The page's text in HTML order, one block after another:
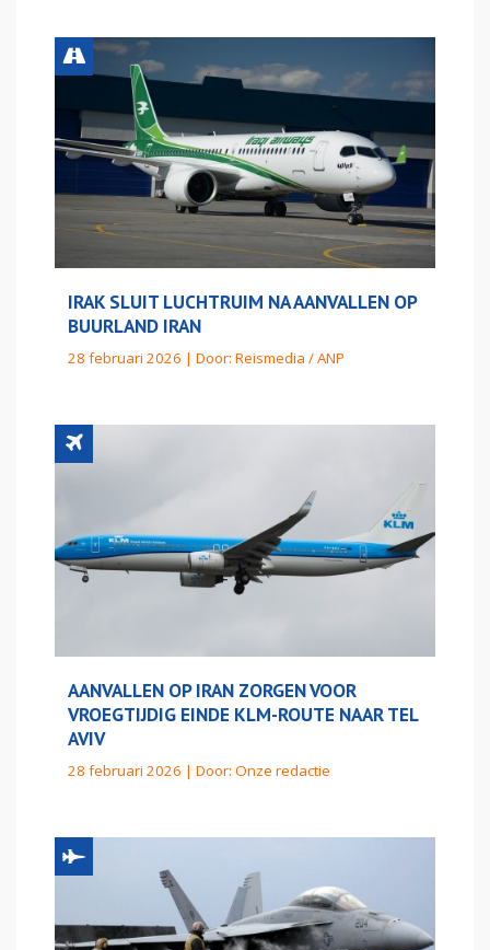
IRAK SLUIT LUCHTRUIM NA AANVALLEN OP
BUURLAND IRAN
28 februari 2026 | Door: Reismedia / ANP
AANVALLEN OP IRAN ZORGEN VOOR
VROEGTIJDIG EINDE KLM-ROUTE NAAR TEL
AVIV
28 februari 2026 | Door: Onze redactie